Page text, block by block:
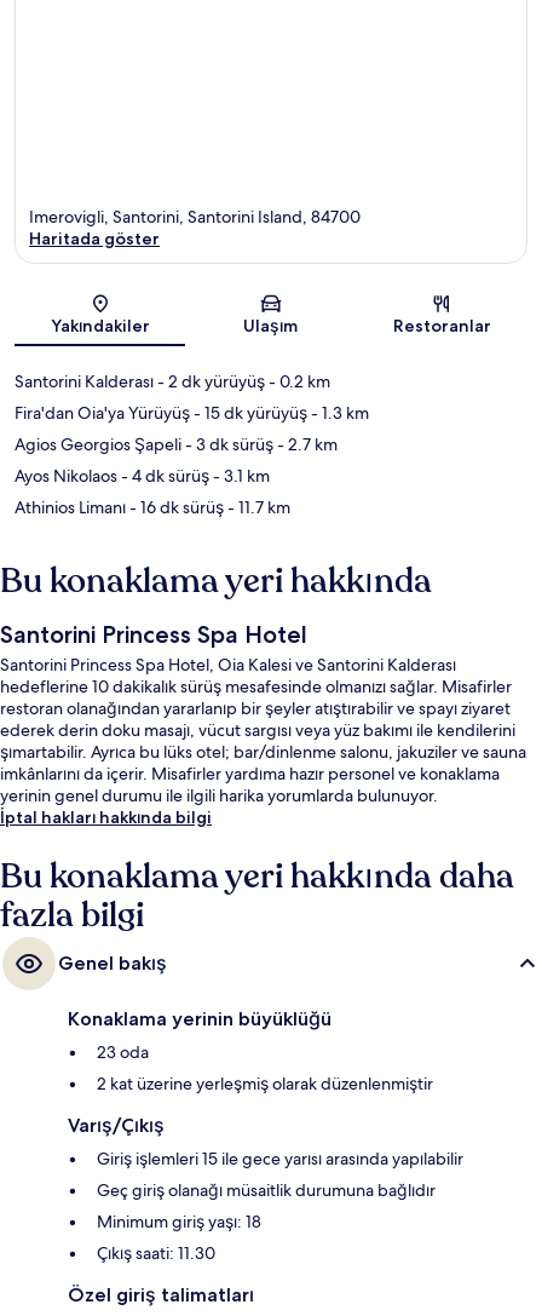
Harita
Imerovigli, Santorini, Santorini Island, 84700
Haritada göster
Yakındakiler Ulaşım Restoranlar
Santorini Kalderası- 2 dk yürüyüş- 0.2 km
Fira'dan Oia'ya Yürüyüş- 15 dk yürüyüş- 1.3 km
Agios Georgios Şapeli- 3 dk sürüş- 2.7 km
Ayos Nikolaos- 4 dk sürüş- 3.1 km
Athinios Limanı- 16 dk sürüş- 11.7 km
Bu konaklama yeri hakkında
Santorini Princess Spa Hotel
Santorini Princess Spa Hotel, Oia Kalesi ve Santorini Kalderası
hedeflerine 10 dakikalık sürüş mesafesinde olmanızı sağlar. Misafirler
restoran olanağından yararlanıp bir şeyler atıştırabilir ve spayı ziyaret
ederek derin doku masajı, vücut sargısı veya yüz bakımı ile kendilerini
şımartabilir. Ayrıca bu lüks otel; bar/dinlenme salonu, jakuziler ve sauna
imkânlarını da içerir. Misafirler yardıma hazır personel ve konaklama
yerinin genel durumu ile ilgili harika yorumlarda bulunuyor.
İptal hakları hakkında bilgi
Bu konaklama yeri hakkında daha
fazla bilgi
Genel bakış
Konaklama yerinin büyüklüğü
23 oda
2 kat üzerine yerleşmiş olarak düzenlenmiştir
Varış/Çıkış
Giriş işlemleri 15 ile gece yarısı arasında yapılabilir
Geç giriş olanağı müsaitlik durumuna bağlıdır
Minimum giriş yaşı: 18
Çıkış saati: 11.30
Özel giriş talimatları